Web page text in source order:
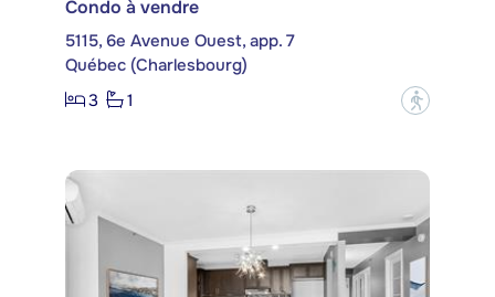
Condo à vendre
5115, 6e Avenue Ouest, app. 7
Québec (Charlesbourg)
3
1 ?